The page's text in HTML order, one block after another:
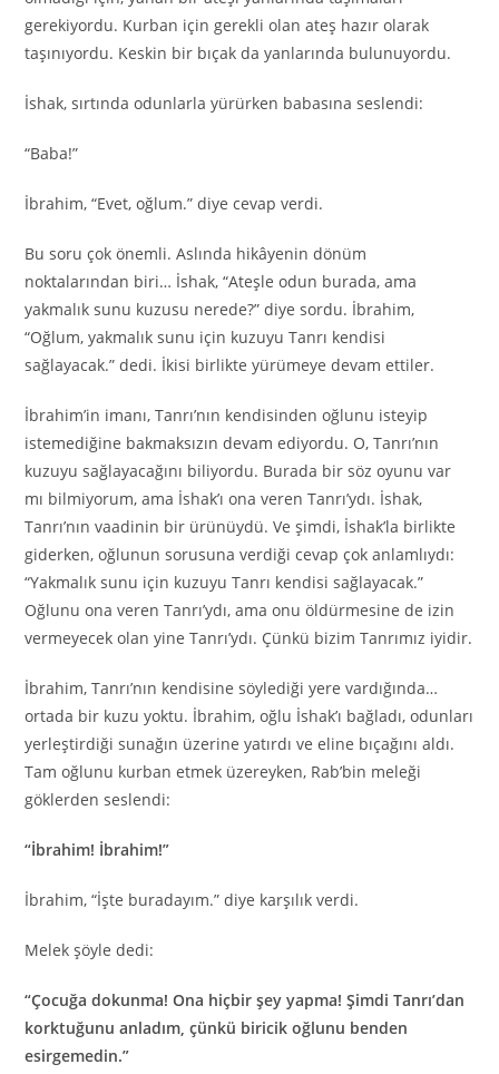
gerekiyordu. Kurban için gerekli olan ateş hazır olarak
taşınıyordu. Keskin bir bıçak da yanlarında bulunuyordu.
İshak, sırtında odunlarla yürürken babasına seslendi:
“Baba!”
İbrahim, “Evet, oğlum.” diye cevap verdi.
Bu soru çok önemli. Aslında hikâyenin dönüm
noktalarından biri… İshak, “Ateşle odun burada, ama
yakmalık sunu kuzusu nerede?” diye sordu. İbrahim,
“Oğlum, yakmalık sunu için kuzuyu Tanrı kendisi
sağlayacak.” dedi. İkisi birlikte yürümeye devam ettiler.
İbrahim’in imanı, Tanrı’nın kendisinden oğlunu isteyip
istemediğine bakmaksızın devam ediyordu. O, Tanrı’nın
kuzuyu sağlayacağını biliyordu. Burada bir söz oyunu var
mı bilmiyorum, ama İshak’ı ona veren Tanrı’ydı. İshak,
Tanrı’nın vaadinin bir ürünüydü. Ve şimdi, İshak’la birlikte
giderken, oğlunun sorusuna verdiği cevap çok anlamlıydı:
“Yakmalık sunu için kuzuyu Tanrı kendisi sağlayacak.”
Oğlunu ona veren Tanrı’ydı, ama onu öldürmesine de izin
vermeyecek olan yine Tanrı’ydı. Çünkü bizim Tanrımız iyidir.
İbrahim, Tanrı’nın kendisine söylediği yere vardığında…
ortada bir kuzu yoktu. İbrahim, oğlu İshak’ı bağladı, odunları
yerleştirdiği sunağın üzerine yatırdı ve eline bıçağını aldı.
Tam oğlunu kurban etmek üzereyken, Rab’bin meleği
göklerden seslendi:
“İbrahim! İbrahim!”
İbrahim, “İşte buradayım.” diye karşılık verdi.
Melek şöyle dedi:
“Çocuğa dokunma! Ona hiçbir şey yapma! Şimdi Tanrı’dan
korktuğunu anladım, çünkü biricik oğlunu benden
esirgemedin.”